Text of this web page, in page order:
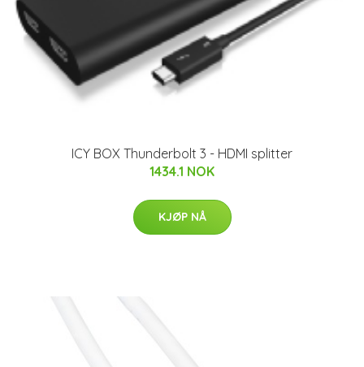
ICY BOX Thunderbolt 3 - HDMI splitter
1434.1 NOK
KJØP NÅ